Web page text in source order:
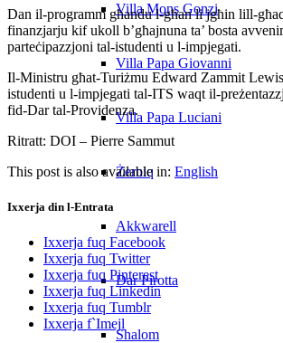
Villa Mons Gonzi
Villa Papa Giovanni
Villa Papa Luciani
Żerniq
Akkwarell
Dar Pirotta
Shalom
Dan il-programm għandu l-għan li jgħin lill-
finanzjarju kif ukoll b’għajnuna ta’ bosta
parteċipazzjoni tal-istudenti u l-impjegati.
Il-Ministru għat-Turiżmu Edward Zammit
istudenti u l-impjegati tal-ITS waqt il-
fid-Dar tal-Providenza.
Ritratt: DOI – Pierre Sammut
This post is also available in: English
Ixxerja din l-Entrata
Ixxerja fuq Facebook
Ixxerja fuq Twitter
Ixxerja fuq Pinterest
Ixxerja fuq Linkedin
Ixxerja fuq Tumblr
Ixxerja f`Imejl